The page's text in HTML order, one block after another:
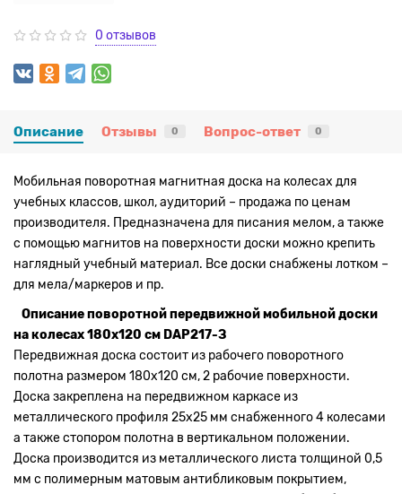
0 отзывов
Описание Отзывы 0 Вопрос-ответ 0
Мобильная поворотная магнитная доска на колесах для
учебных классов, школ, аудиторий – продажа по ценам
производителя. Предназначена для писания мелом, а также
с помощью магнитов на поверхности доски можно крепить
наглядный учебный материал. Все доски снабжены лотком –
для мела/маркеров и пр.
Описание поворотной передвижной мобильной доски
на колесах 180х120 см DAP217-З
Передвижная доска состоит из рабочего поворотного
полотна размером 180х120 см, 2 рабочие поверхности.
Доска закреплена на передвижном каркасе из
металлического профиля 25х25 мм снабженного 4 колесами
а также стопором полотна в вертикальном положении.
Доска производится из металлического листа толщиной 0,5
мм с полимерным матовым антибликовым покрытием,